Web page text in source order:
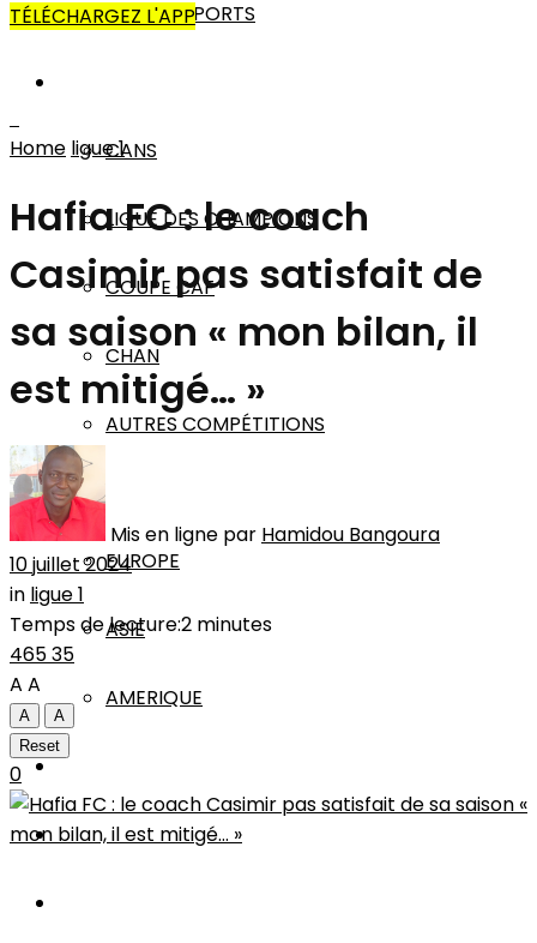
AUTRES SPORTS
CANS
LIGUE DES CHAMPIONS
COUPE CAF
CHAN
AUTRES COMPÉTITIONS
MONDE
EUROPE
ASIE
AMERIQUE
INTERVIEW
L’EDITO
TÉLÉCHARGEZ L'APP
Home ligue 1
Hafia FC : le coach
Casimir pas satisfait de
sa saison « mon bilan, il
est mitigé… »
Mis en ligne par Hamidou Bangoura
10 juillet 2024
in ligue 1
Temps de lecture:2 minutes
46535
A A
A
A
Reset
0